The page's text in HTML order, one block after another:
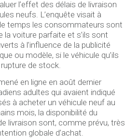
l’effet des délais de livraison
neufs. L’enquête visait à
temps les consommateurs sont
la voiture parfaite et s’ils sont
à l’influence de la publicité
ou modèle, si le véhicule qu’ils
de stock.
en ligne en août dernier
adultes qui avaient indiqué
à acheter un véhicule neuf au
mois, la disponibilité du
livraison sont, comme prévu, très
globale d’achat.